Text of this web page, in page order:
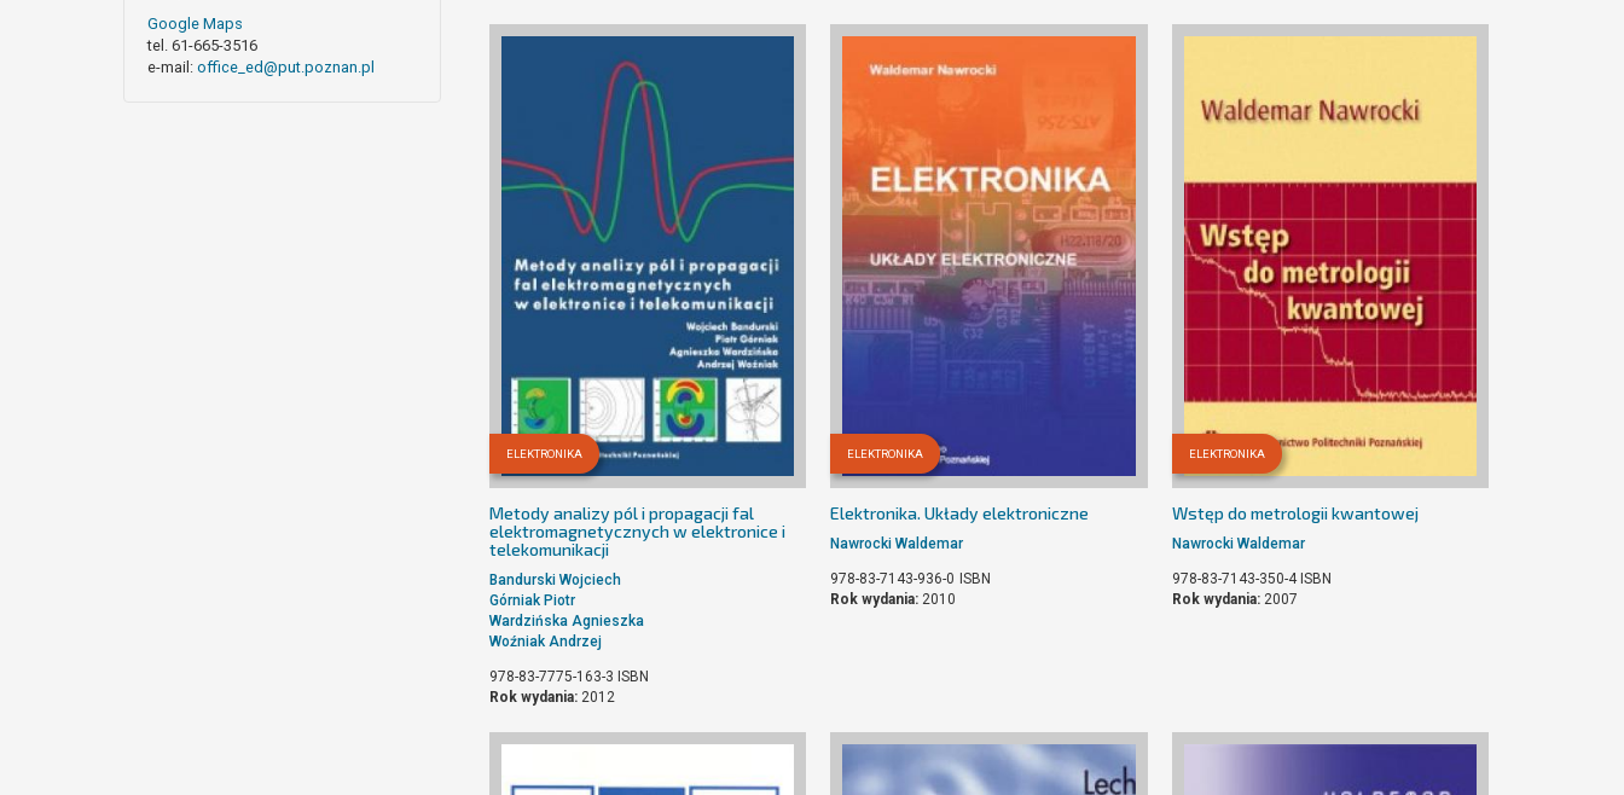
Google Maps
tel. 61-665-3516
e-mail: office_ed@put.poznan.pl
ELEKTRONIKA
Metody analizy pól i propagacji fal
elektromagnetycznych w elektronice i
telekomunikacji
Bandurski Wojciech
Górniak Piotr
Wardzińska Agnieszka
Woźniak Andrzej
978-83-7775-163-3 ISBN
Rok wydania: 2012
ELEKTRONIKA
Elektronika. Układy elektroniczne
Nawrocki Waldemar
978-83-7143-936-0 ISBN
Rok wydania: 2010
ELEKTRONIKA
Wstęp do metrologii kwantowej
Nawrocki Waldemar
978-83-7143-350-4 ISBN
Rok wydania: 2007